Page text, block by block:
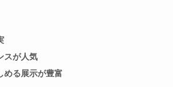
スが人気
める展示が豊富